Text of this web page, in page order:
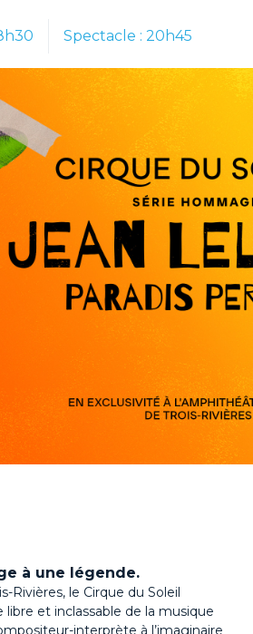
Spectacle : 20h45
à une légende.
Rivières, le Cirque du Soleil
et inclassable de la musique
interprète à l’imaginaire